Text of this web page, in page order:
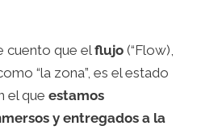
cuento que elflujo (“Flow),
“la zona”, es el estado
el que estamos
y entregados a la